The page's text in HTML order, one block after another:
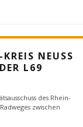
NEUSS
L69
des Rhein-
zwischen